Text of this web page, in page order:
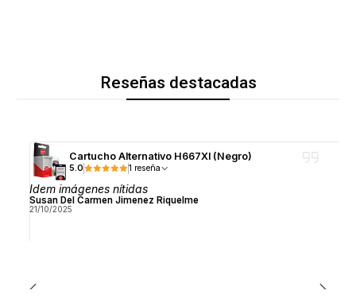
Reseñas destacadas
Cartucho Alternativo H667Xl (Negro)
5.0 1 reseña
Idem imágenes nítidas
Susan Del Carmen Jimenez Riquelme
21/10/2025